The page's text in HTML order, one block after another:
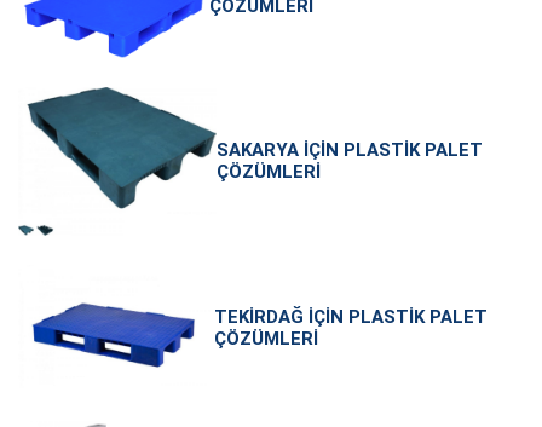
ÇÖZÜMLERI
SAKARYA İÇIN PLASTIK PALET
ÇÖZÜMLERI
TEKIRDAĞ İÇIN PLASTIK PALET
ÇÖZÜMLERI